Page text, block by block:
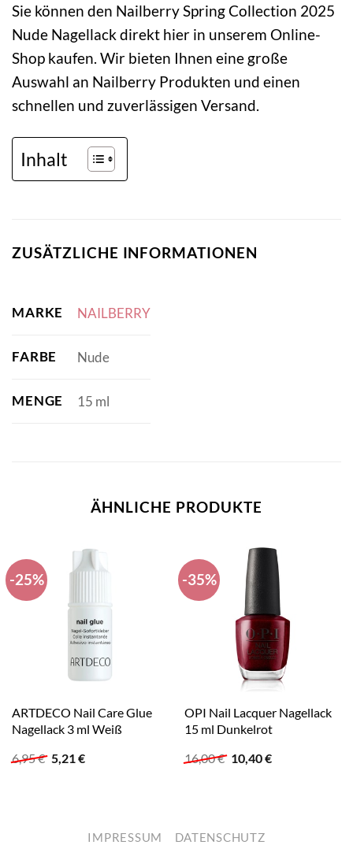
Sie können den Nailberry Spring Collection 2025
Nude Nagellack direkt hier in unserem Online-
Shop kaufen. Wir bieten Ihnen eine große
Auswahl an Nailberry Produkten und einen
schnellen und zuverlässigen Versand.
Inhalt
ZUSÄTZLICHE INFORMATIONEN
MARKE NAILBERRY
FARBE Nude
MENGE 15 ml
ÄHNLICHE PRODUKTE
-25%
ARTDECO Nail Care Glue
Nagellack 3 ml Weiß
6,95€ Ursprünglicher
5,21€Aktueller
-35%
OPI Nail Lacquer Nagellack
15 ml Dunkelrot
16,00€ Ursprünglicher
10,40€Aktueller
IMPRESSUM DATENSCHUTZ